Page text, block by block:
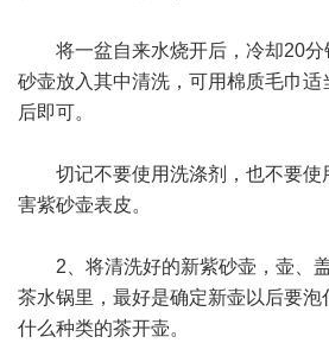
将一盆自来水烧开后，冷却20分
砂壶放入其中清洗，可用棉质毛巾
后即可。
切记不要使用洗涤剂，也不要使
害紫砂壶表皮。
2、将清洗好的新紫砂壶，壶、盖
茶水锅里，最好是确定新壶以后要泡
什么种类的茶开壶。